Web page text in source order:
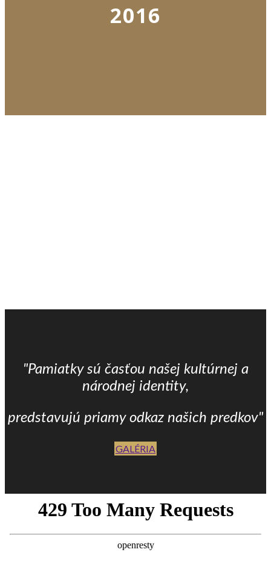
2016
"Pamiatky sú časťou našej kultúrnej a
národnej identity,
predstavujú priamy odkaz našich predkov"
GALÉRIA